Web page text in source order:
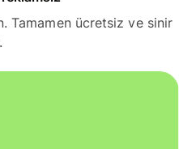
Tamamen ücretsiz ve sinir